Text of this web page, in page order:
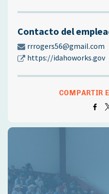
Contacto del
rrrogers56@gmail.com
https://idahoworks.gov
COMPARTIR